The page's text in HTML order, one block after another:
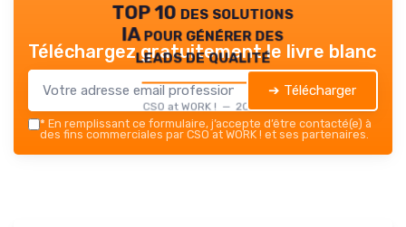
TOP 10 des solutions
IA pour générer des
leads de qualité
CSO at WORK ! — 2026
Téléchargez gratuitement le livre blanc
➔ Télécharger
* En remplissant ce formulaire, j’accepte d’être contacté(e) à
des fins commerciales par CSO at WORK ! et ses partenaires.